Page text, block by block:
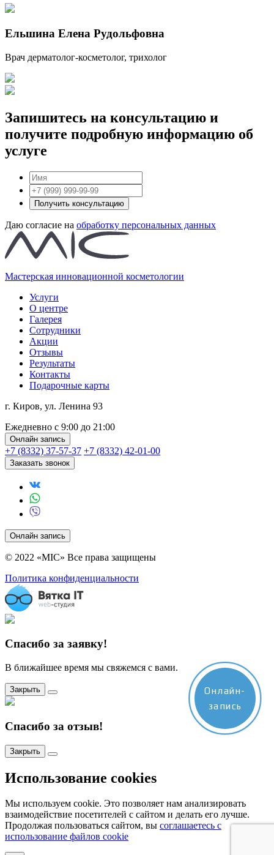
Ельшина Елена Рудольфовна
Врач дерматолог-косметолог, трихолог
Запишитесь на консультацию и
получите подробную информацию об
услуге
Получить консультацию
Даю согласие на обработку персональных данных
Мастерская инновационной косметологии
Услуги
О центре
Галерея
Сотрудники
Акции
Отзывы
Результаты
Контакты
Подарочные карты
г. Киров, ул. Ленина 93
Ежедневно с 9:00 до 21:00
Онлайн запись
+7 (8332) 37-57-37 +7 (8332) 42-01-00
Заказать звонок
Онлайн запись
© 2022 «MIC» Все права защищены
Политика конфиденциальности
Спасибо за заявку!
В ближайшее время мы свяжемся с вами.
Закрыть
Спасибо за отзыв!
Закрыть
Онлайн-
запись
Использование cookies
Мы используем cookie. Это позволяет нам анализировать
взаимодействие посетителей с сайтом и делать его лучше.
Продолжая пользоваться сайтом, вы соглашаетесь с
использование файлов cookie